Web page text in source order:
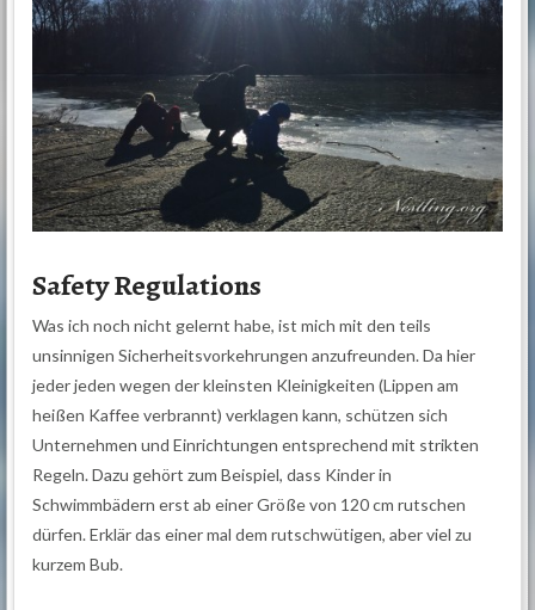
Safety Regulations
Was ich noch nicht gelernt habe, ist mich mit den teils
unsinnigen Sicherheitsvorkehrungen anzufreunden. Da hier
jeder jeden wegen der kleinsten Kleinigkeiten (Lippen am
heißen Kaffee verbrannt) verklagen kann, schützen sich
Unternehmen und Einrichtungen entsprechend mit strikten
Regeln. Dazu gehört zum Beispiel, dass Kinder in
Schwimmbädern erst ab einer Größe von 120 cm rutschen
dürfen. Erklär das einer mal dem rutschwütigen, aber viel zu
kurzem Bub.